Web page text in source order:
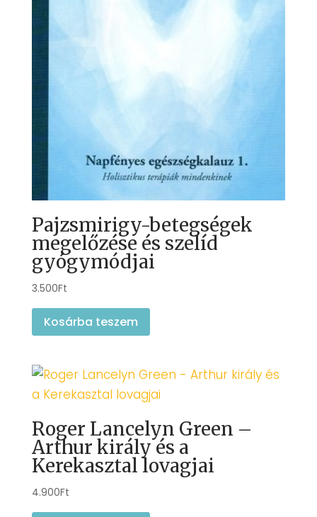
Pajzsmirigy-betegségek
megelőzése és szelíd
gyógymódjai
3.500Ft
Kosárba teszem
Roger Lancelyn Green –
Arthur király és a
Kerekasztal lovagjai
4.900Ft